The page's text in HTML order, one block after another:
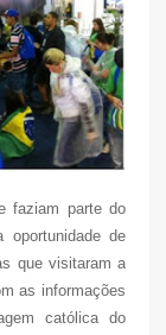
faziam parte do
de
que visitaram a
as informações
católica do